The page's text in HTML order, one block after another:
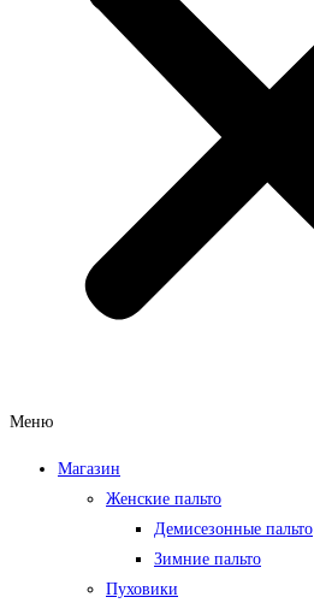
Меню
Магазин
Женские пальто
Демисезонные пальто
Зимние пальто
Пуховики